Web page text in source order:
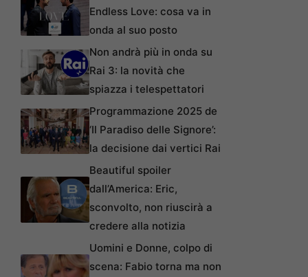
Endless Love: cosa va in
onda al suo posto
Non andrà più in onda su
Rai 3: la novità che
spiazza i telespettatori
Programmazione 2025 de
‘Il Paradiso delle Signore’:
la decisione dai vertici Rai
Beautiful spoiler
dall’America: Eric,
sconvolto, non riuscirà a
credere alla notizia
Uomini e Donne, colpo di
scena: Fabio torna ma non